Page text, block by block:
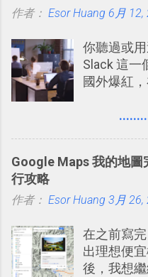
作者： Esor Huang 6月 12,
你聽過或
Slack 這一
國外爆紅
理，到底
有機會在
點： 1. 「
聊天打屁
2. 「 有效
組機制讓
Google Maps 我的地
行攻略
作者： Esor Huang 3月 26,
在之前寫
出理想便
後，我想繼